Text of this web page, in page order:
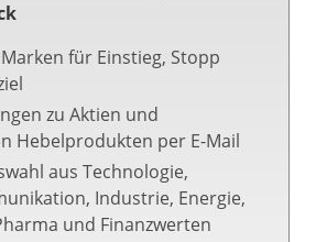
für Einstieg, Stopp
zu Aktien und
Hebelprodukten per E-Mail
aus Technologie,
Industrie, Energie,
und Finanzwerten